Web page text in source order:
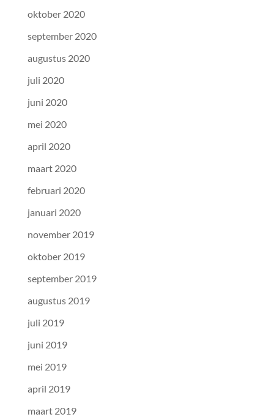
oktober 2020
september 2020
augustus 2020
juli 2020
juni 2020
mei 2020
april 2020
maart 2020
februari 2020
januari 2020
november 2019
oktober 2019
september 2019
augustus 2019
juli 2019
juni 2019
mei 2019
april 2019
maart 2019